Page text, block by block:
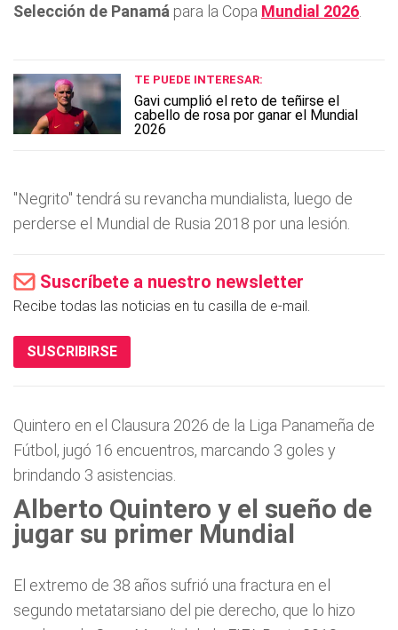
Selección de Panamá para la Copa Mundial 2026
TE PUEDE INTERESAR:
Gavi cumplió el reto de teñirse el
cabello de rosa por ganar el Mundial
2026
"Negrito" tendrá su revancha mundialista, luego de
perderse el Mundial de Rusia 2018 por una lesión.
Suscríbete a nuestro newsletter
Recibe todas las noticias en tu casilla de e-mail.
SUSCRIBIRSE
Quintero en el Clausura 2026 de la Liga Panameña de
Fútbol, jugó 16 encuentros, marcando 3 goles y
brindando 3 asistencias.
Alberto Quintero y el sueño de
jugar su primer Mundial
El extremo de 38 años sufrió una fractura en el
segundo metatarsiano del pie derecho, que lo hizo